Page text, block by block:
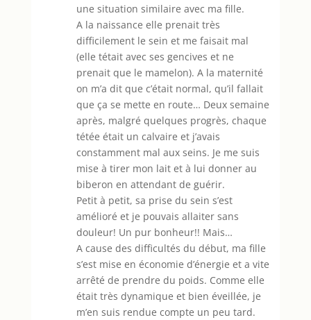
une situation similaire avec ma fille.
A la naissance elle prenait très
difficilement le sein et me faisait mal
(elle tétait avec ses gencives et ne
prenait que le mamelon). A la maternité
on m’a dit que c’était normal, qu’il fallait
que ça se mette en route… Deux semaine
après, malgré quelques progrès, chaque
tétée était un calvaire et j’avais
constamment mal aux seins. Je me suis
mise à tirer mon lait et à lui donner au
biberon en attendant de guérir.
Petit à petit, sa prise du sein s’est
amélioré et je pouvais allaiter sans
douleur! Un pur bonheur!! Mais…
A cause des difficultés du début, ma fille
s’est mise en économie d’énergie et a vite
arrêté de prendre du poids. Comme elle
était très dynamique et bien éveillée, je
m’en suis rendue compte un peu tard.